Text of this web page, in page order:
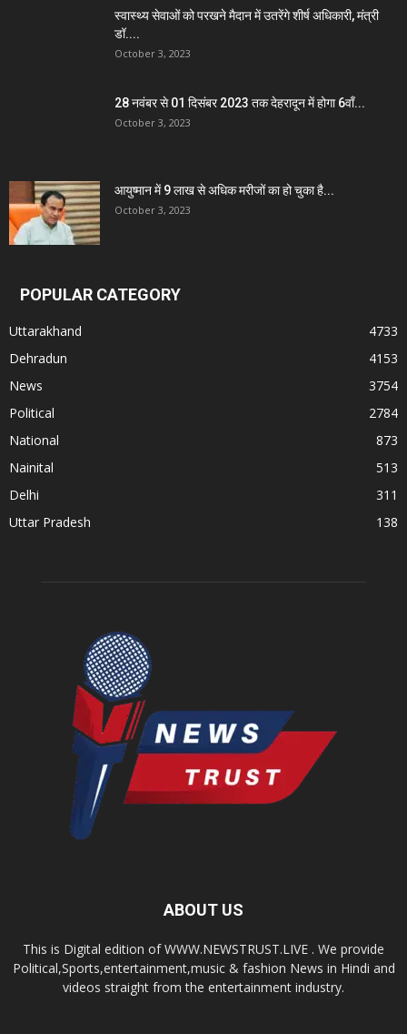
स्वास्थ्य सेवाओं को परखने मैदान में उतरेंगे शीर्ष अधिकारी, मंत्री
डॉ....
October 3, 2023
28 नवंबर से 01 दिसंबर 2023 तक देहरादून में होगा 6वाँ...
October 3, 2023
आयुष्मान में 9 लाख से अधिक मरीजों का हो चुका है...
October 3, 2023
POPULAR CATEGORY
Uttarakhand
4733
Dehradun
4153
News
3754
Political
2784
National
873
Nainital
513
Delhi
311
Uttar Pradesh
138
ABOUT US
This is Digital edition of WWW.NEWSTRUST.LIVE . We provide
Political,Sports,entertainment,music & fashion News in Hindi and
videos straight from the entertainment industry.